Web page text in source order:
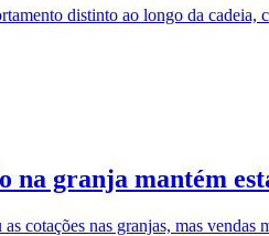
distinto ao longo da cadeia,
na granja mantém
cotações nas granjas, mas